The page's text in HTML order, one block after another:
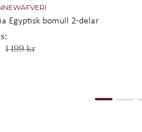
Egyptisk bomull 2-delar
1 199 kr